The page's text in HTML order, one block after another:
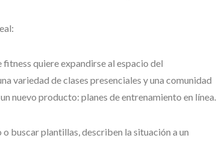
fitness quiere expandirse al espacio del
variedad de clases presenciales y una comunidad
nuevo producto: planes de entrenamiento en línea.
o buscar plantillas, describen la situación a un